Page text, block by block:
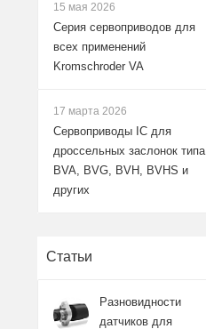
15 мая 2026
Серия сервоприводов для
всех применений
Kromschroder VA
17 марта 2026
Сервоприводы IC для
дроссельных заслонок типа
BVA, BVG, BVH, BVHS и
других
Статьи
Разновидности
датчиков для